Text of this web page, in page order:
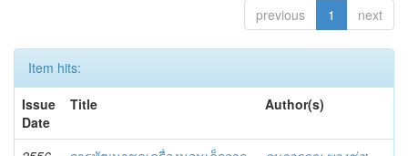
previous 1 next
Item hits:
Issue
Date
Title Author(s)